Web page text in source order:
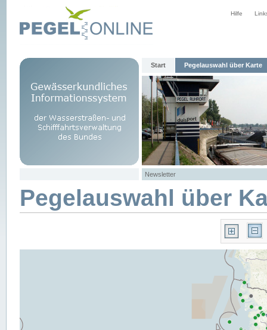
Hilfe
Start Pegelauswahl über Karte
Newsletter
Pegelauswahl über